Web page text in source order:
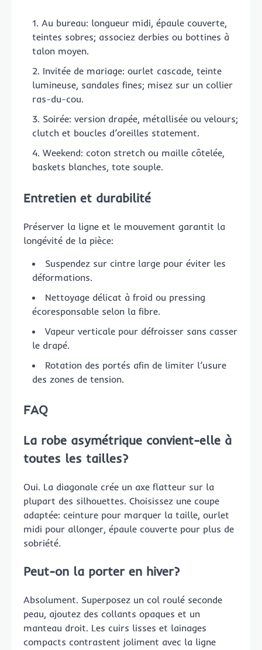
Au bureau: longueur midi, épaule couverte,
teintes sobres; associez derbies ou bottines à
talon moyen.
Invitée de mariage: ourlet cascade, teinte
lumineuse, sandales fines; misez sur un collier
ras-du-cou.
Soirée: version drapée, métallisée ou velours;
clutch et boucles d’oreilles statement.
Weekend: coton stretch ou maille côtelée,
baskets blanches, tote souple.
Entretien et durabilité
Préserver la ligne et le mouvement garantit la
longévité de la pièce:
Suspendez sur cintre large pour éviter les
déformations.
Nettoyage délicat à froid ou pressing
écoresponsable selon la fibre.
Vapeur verticale pour défroisser sans casser
le drapé.
Rotation des portés afin de limiter l’usure
des zones de tension.
FAQ
La robe asymétrique convient-elle à
toutes les tailles?
Oui. La diagonale crée un axe flatteur sur la
plupart des silhouettes. Choisissez une coupe
adaptée: ceinture pour marquer la taille, ourlet
midi pour allonger, épaule couverte pour plus de
sobriété.
Peut-on la porter en hiver?
Absolument. Superposez un col roulé seconde
peau, ajoutez des collants opaques et un
manteau droit. Les cuirs lisses et lainages
compacts contrastent joliment avec la ligne